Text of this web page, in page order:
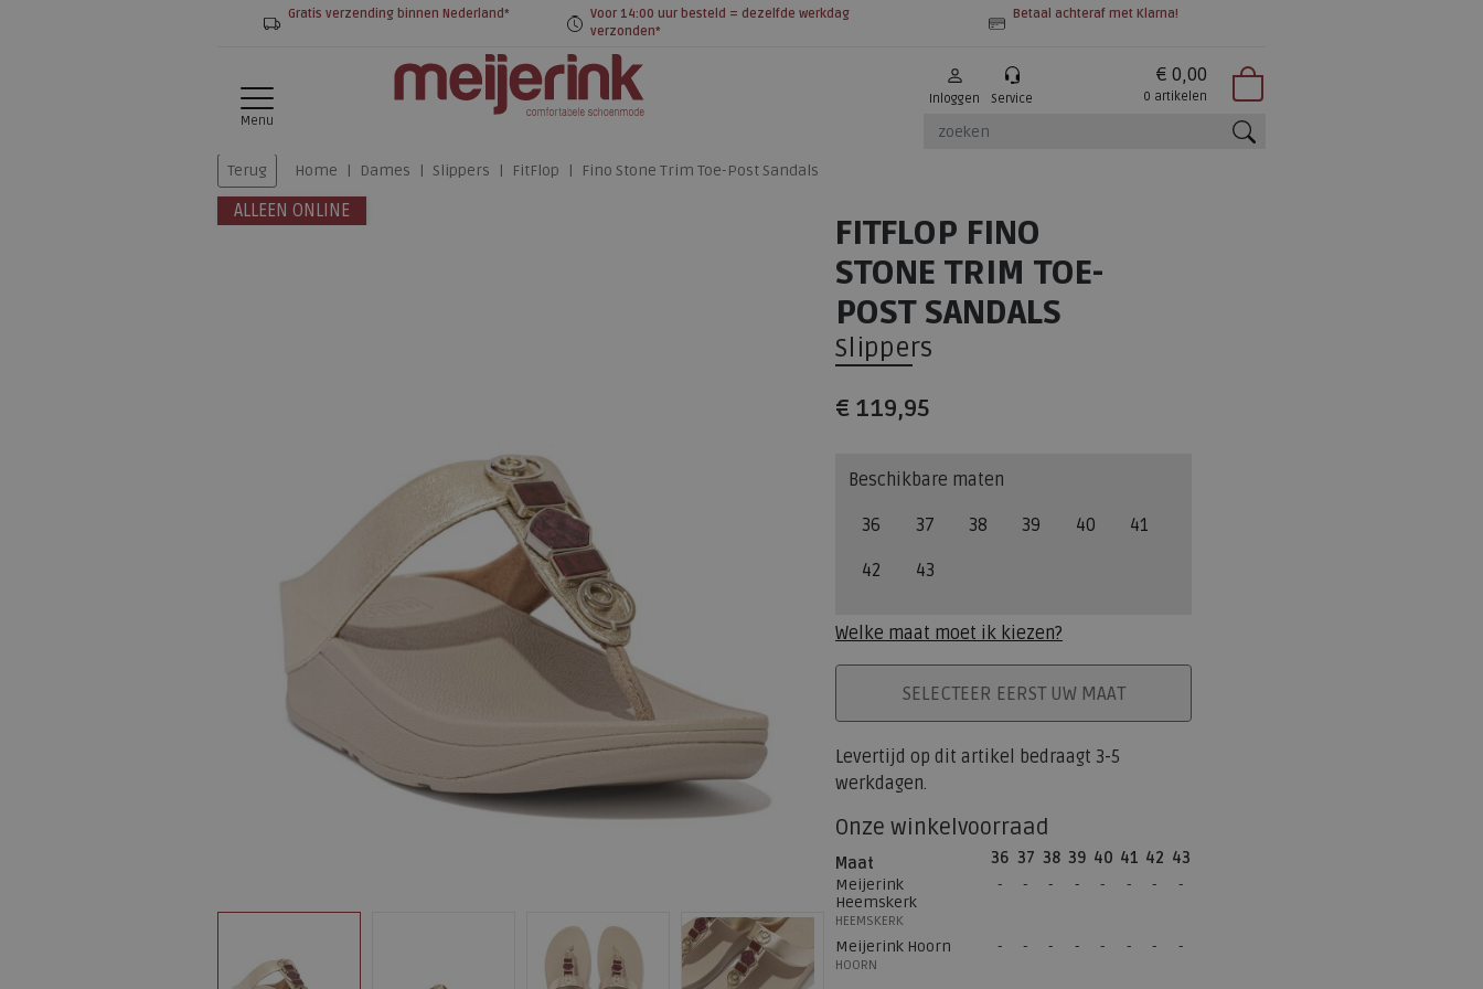
Gratis verzending binnen Nederland*
Voor 14:00 uur besteld = dezelfde werkdag
verzonden*
Betaal achteraf met Klarna!
Menu
Inloggen Service
€ 0,00
0 artikelen
Terug Home Dames Slippers FitFlop Fino Stone Trim Toe-Post Sandals
ALLEEN ONLINE
FITFLOP FINO
STONE TRIM TOE-
POST SANDALS
Slippers
€ 119,95
Beschikbare maten
36 37 38 39 40 41
42 43
Welke maat moet ik kiezen?
PLAATS IN WINKELMAND
SELECTEER EERST UW MAAT
Levertijd op dit artikel bedraagt 3-5
werkdagen.
Onze winkelvoorraad
Maat 36 37 38 39 40 41 42 43
Meijerink
Heemskerk
HEEMSKERK
Meijerink Hoorn
HOORN